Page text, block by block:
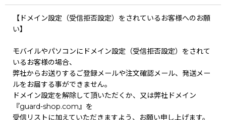
【ドメイン設定（受信拒否設定）をされているお客様へのお願
い】
モバイルやパソコンにドメイン設定（受信拒否設定）をされて
いるお客様の場合、
弊社からお送りするご登録メールや注文確認メール、発送メー
ルをお届する事ができません。
ドメイン設定を解除して頂いただくか、又は弊社ドメイン
『guard-shop.com』を
受信リストに加えていただきますよう、お願い申し上げます。